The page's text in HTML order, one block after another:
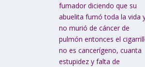
fumador diciendo que su
abuelita fumó toda la vida
no murió de cáncer de
pulmón entonces el
no es cancerígeno, cuanta
estupidez y falta de